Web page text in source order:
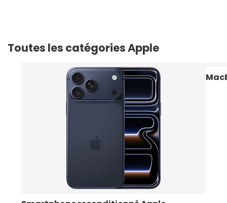
Toutes les catégories Apple